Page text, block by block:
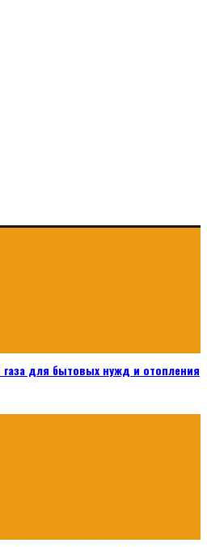
для бытовых нужд и отопления